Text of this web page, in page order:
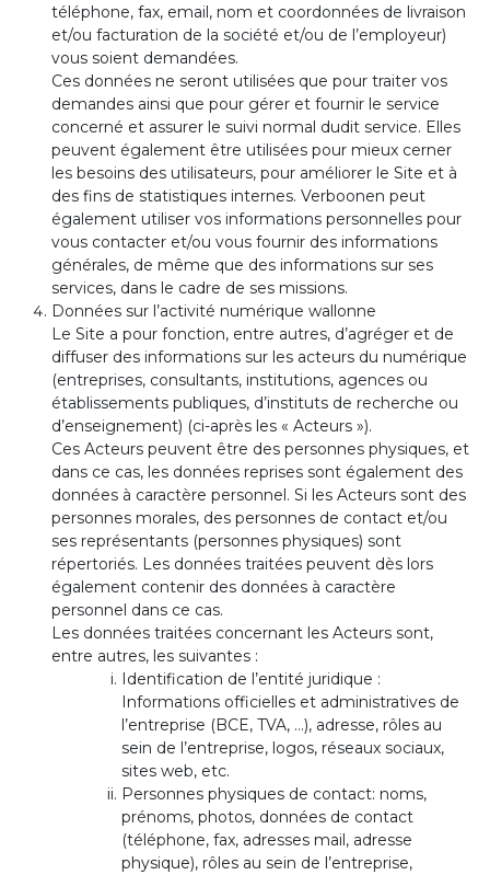
téléphone, fax, email, nom et coordonnées de livraison
et/ou facturation de la société et/ou de l’employeur)
vous soient demandées.
Ces données ne seront utilisées que pour traiter vos
demandes ainsi que pour gérer et fournir le service
concerné et assurer le suivi normal dudit service. Elles
peuvent également être utilisées pour mieux cerner
les besoins des utilisateurs, pour améliorer le Site et à
des fins de statistiques internes. Verboonen peut
également utiliser vos informations personnelles pour
vous contacter et/ou vous fournir des informations
générales, de même que des informations sur ses
services, dans le cadre de ses missions.
Données sur l’activité numérique wallonne
Le Site a pour fonction, entre autres, d’agréger et de
diffuser des informations sur les acteurs du numérique
(entreprises, consultants, institutions, agences ou
établissements publiques, d’instituts de recherche ou
d’enseignement) (ci-après les « Acteurs »).
Ces Acteurs peuvent être des personnes physiques, et
dans ce cas, les données reprises sont également des
données à caractère personnel. Si les Acteurs sont des
personnes morales, des personnes de contact et/ou
ses représentants (personnes physiques) sont
répertoriés. Les données traitées peuvent dès lors
également contenir des données à caractère
personnel dans ce cas.
Les données traitées concernant les Acteurs sont,
entre autres, les suivantes :
Identification de l’entité juridique :
Informations officielles et administratives de
l’entreprise (BCE, TVA, …), adresse, rôles au
sein de l’entreprise, logos, réseaux sociaux,
sites web, etc.
Personnes physiques de contact: noms,
prénoms, photos, données de contact
(téléphone, fax, adresses mail, adresse
physique), rôles au sein de l’entreprise,